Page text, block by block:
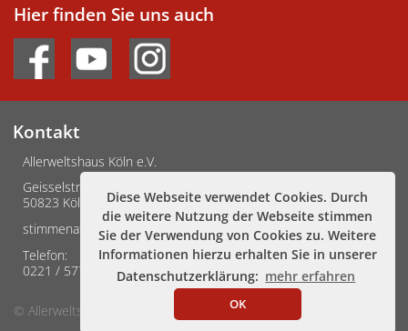
Diese Webseite verwendet Cookies. Durch
die weitere Nutzung der Webseite stimmen
Sie der Verwendung von Cookies zu. Weitere
Informationen hierzu erhalten Sie in unserer
Datenschutzerklärung: mehr erfahren
OK
Hier finden Sie uns auch
Kontakt
Allerweltshaus Köln e.V.
Geisselstraße 3-5
50823 Köln
stimmenafrikas@allerweltshaus.de
Telefon:
0221 / 57779930
© Allerweltshaus Köln Datenschutz